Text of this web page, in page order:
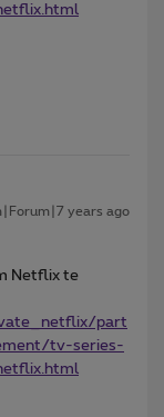
years ago
Netflix te
part
tv-series-